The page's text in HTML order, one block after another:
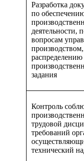
Разработка
по
деятельности,
вопросам
распределению
задания
Контроль
трудовой
требований
технический